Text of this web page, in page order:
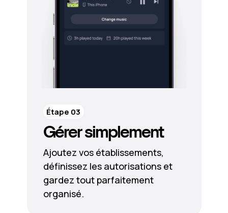
Gérer simplement
Ajoutez vos établissements,
définissez les autorisations et
gardez tout parfaitement
organisé.
Étape 03